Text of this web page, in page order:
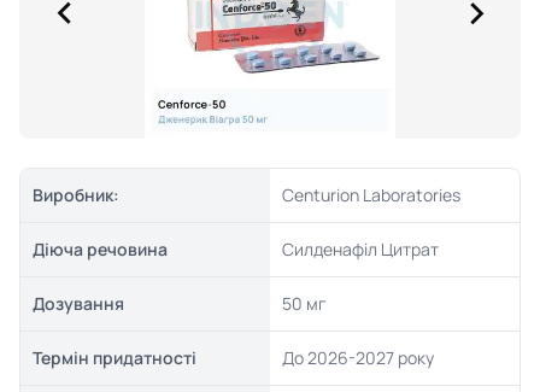
Виробник: Centurion Laboratories
Діюча речовина Силденафіл Цитрат
Дозування 50 мг
Термін придатності До 2026-2027 року